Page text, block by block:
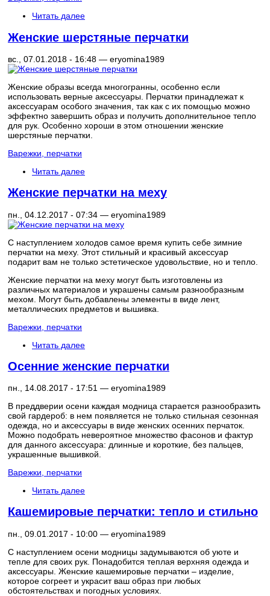
Читать далее
Женские шерстяные перчатки
вс., 07.01.2018 - 16:48 — eryomina1989
Женские образы всегда многогранны, особенно если
использовать верные аксессуары. Перчатки принадлежат к
аксессуарам особого значения, так как с их помощью можно
эффектно завершить образ и получить дополнительное тепло
для рук. Особенно хороши в этом отношении женские
шерстяные перчатки.
Варежки, перчатки
Читать далее
Женские перчатки на меху
пн., 04.12.2017 - 07:34 — eryomina1989
С наступлением холодов самое время купить себе зимние
перчатки на меху. Этот стильный и красивый аксессуар
подарит вам не только эстетическое удовольствие, но и тепло.
Женские перчатки на меху могут быть изготовлены из
различных материалов и украшены самым разнообразным
мехом. Могут быть добавлены элементы в виде лент,
металлических предметов и вышивка.
Варежки, перчатки
Читать далее
Осенние женские перчатки
пн., 14.08.2017 - 17:51 — eryomina1989
В преддверии осени каждая модница старается разнообразить
свой гардероб: в нем появляется не только стильная сезонная
одежда, но и аксессуары в виде женских осенних перчаток.
Можно подобрать невероятное множество фасонов и фактур
для данного аксессуара: длинные и короткие, без пальцев,
украшенные вышивкой.
Варежки, перчатки
Читать далее
Кашемировые перчатки: тепло и стильно
пн., 09.01.2017 - 10:00 — eryomina1989
С наступлением осени модницы задумываются об уюте и
тепле для своих рук. Понадобится теплая верхняя одежда и
аксессуары. Женские кашемировые перчатки – изделие,
которое согреет и украсит ваш образ при любых
обстоятельствах и погодных условиях.